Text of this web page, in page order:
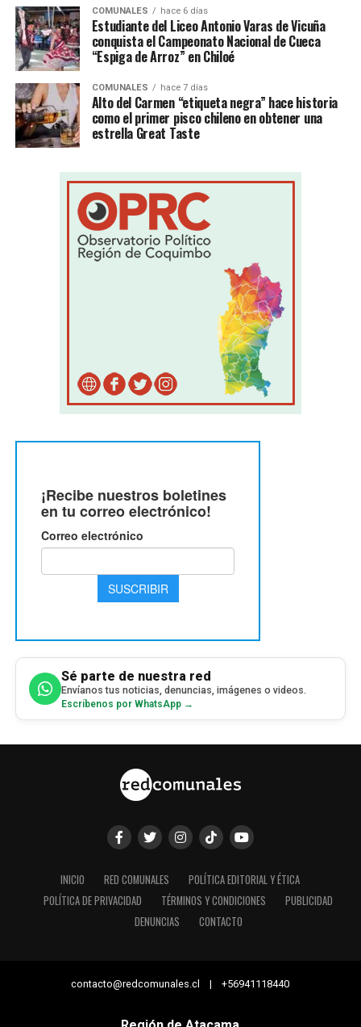
COMUNALES hace 6 días
Estudiante del Liceo Antonio Varas de Vicuña
conquista el Campeonato Nacional de Cueca
“Espiga de Arroz” en Chiloé
COMUNALES hace 7 días
Alto del Carmen “etiqueta negra” hace historia
como el primer pisco chileno en obtener una
estrella Great Taste
Sé parte de nuestra red
Envíanos tus noticias, denuncias, imágenes o videos.
Escríbenos por WhatsApp →
INICIO RED COMUNALES
POLÍTICA EDITORIAL Y ÉTICA
POLÍTICA DE PRIVACIDAD
TÉRMINOS Y CONDICIONES
PUBLICIDAD
DENUNCIAS
CONTACTO
contacto@redcomunales.cl | +56941118440